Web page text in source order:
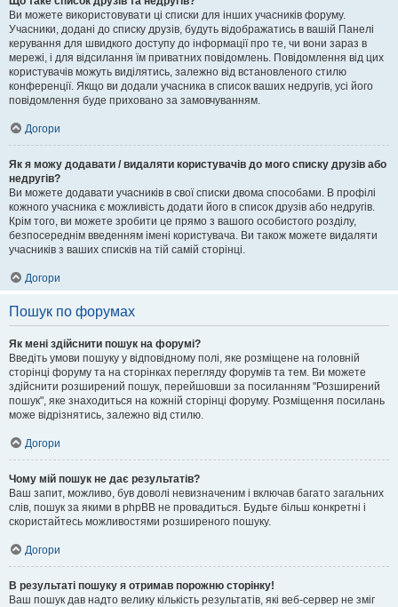
Ви можете використовувати ці списки для інших учасників форуму.
Учасники, додані до списку друзів, будуть відображатись в вашій Панелі
керування для швидкого доступу до інформації про те, чи вони зараз в
мережі, і для відсилання їм приватних повідомлень. Повідомлення від цих
користувачів можуть виділятись, залежно від встановленого стилю
конференції. Якщо ви додали учасника в список ваших недругів, усі його
повідомлення буде приховано за замовчуванням.
Догори
Як я можу додавати / видаляти користувачів до мого списку друзів або
недругів?
Ви можете додавати учасників в свої списки двома способами. В профілі
кожного учасника є можливість додати його в список друзів або недругів.
Крім того, ви можете зробити це прямо з вашого особистого розділу,
безпосереднім введенням імені користувача. Ви також можете видаляти
учасників з ваших списків на тій самій сторінці.
Догори
Пошук по форумах
Як мені здійснити пошук на форумі?
Введіть умови пошуку у відповідному полі, яке розміщене на головній
сторінці форуму та на сторінках перегляду форумів та тем. Ви можете
здійснити розширений пошук, перейшовши за посиланням "Розширений
пошук", яке знаходиться на кожній сторінці форуму. Розміщення посилань
може відрізнятись, залежно від стилю.
Догори
Чому мій пошук не дає результатів?
Ваш запит, можливо, був доволі невизначеним і включав багато загальних
слів, пошук за якими в phpBB не провадиться. Будьте більш конкретні і
скористайтесь можливостями розширеного пошуку.
Догори
В результаті пошуку я отримав порожню сторінку!
Ваш пошук дав надто велику кількість результатів, які веб-сервер не зміг